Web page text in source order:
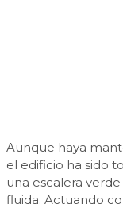
Aunque haya
el edificio ha sido
una escalera
fluida. Actuando